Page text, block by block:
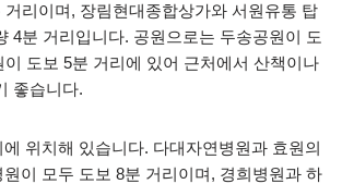
거리이며, 장림현대종합상가와 서원유통 탑
4분 거리입니다. 공원으로는 두송공원이 도
이 도보 5분 거리에 있어 근처에서 산책이나
좋습니다.
위치해 있습니다. 다대자연병원과 효원의
이 모두 도보 8분 거리이며, 경희병원과 하